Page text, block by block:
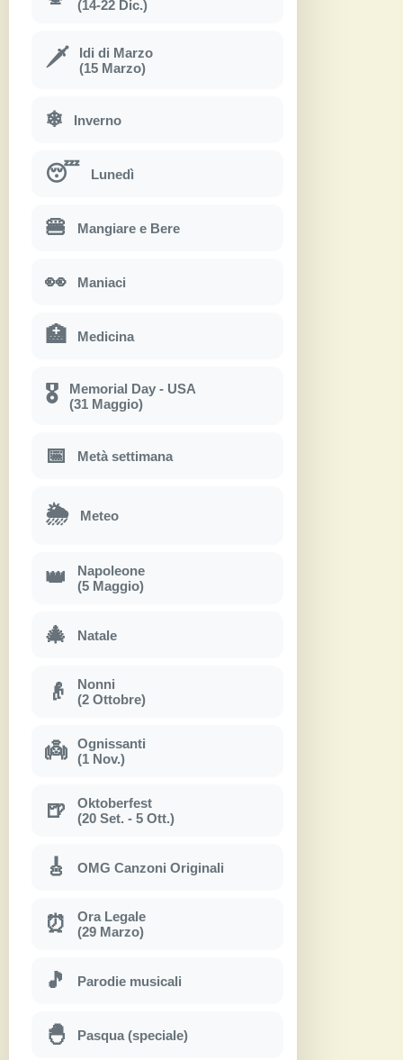
(14-22 Dic.)
🗡
Idi di Marzo
(15 Marzo)
❄ Inverno
😴 Lunedì
🍔 Mangiare e Bere
👀 Maniaci
🏥 Medicina
🎖
Memorial Day - USA
(31 Maggio)
📅 Metà settimana
🌦 Meteo
👑
Napoleone
(5 Maggio)
🎄 Natale
👴
Nonni
(2 Ottobre)
👼
Ognissanti
(1 Nov.)
🍺
Oktoberfest
(20 Set. - 5 Ott.)
🎸 OMG Canzoni Originali
⏰
Ora Legale
(29 Marzo)
🎵 Parodie musicali
🐣 Pasqua (speciale)